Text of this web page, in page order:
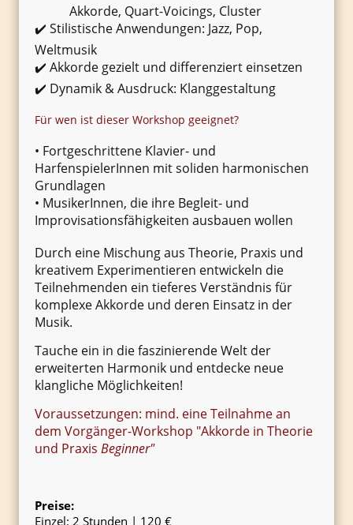
Akkorde, Quart-Voicings, Cluster
✔️ Stilistische Anwendungen: Jazz, Pop,
Weltmusik
✔️ Akkorde gezielt und differenziert einsetzen
✔️ Dynamik & Ausdruck: Klanggestaltung
Für wen ist dieser Workshop geeignet?
• Fortgeschrittene Klavier- und
HarfenspielerInnen mit soliden harmonischen
Grundlagen
• MusikerInnen, die ihre Begleit- und
Improvisationsfähigkeiten ausbauen wollen
Durch eine Mischung aus Theorie, Praxis und
kreativem Experimentieren entwickeln die
Teilnehmenden ein tieferes Verständnis für
komplexe Akkorde und deren Einsatz in der
Musik.
Tauche ein in die faszinierende Welt der
erweiterten Harmonik und entdecke neue
klangliche Möglichkeiten!
Voraussetzungen: mind. eine Teilnahme an
dem Vorgänger-Workshop "Akkorde in Theorie
und Praxis Beginner"
Preise:
Einzel: 2 Stunden | 120 €